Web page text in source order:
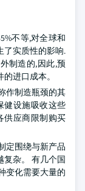
不等,对全球和
了实质性的影响.
制造的,因此,预
进口成本。
作制造瓶颈的其
健设施吸收这些
供应商限制购买
定围绕与新产品
复杂。 有几个国
变化需要大量的